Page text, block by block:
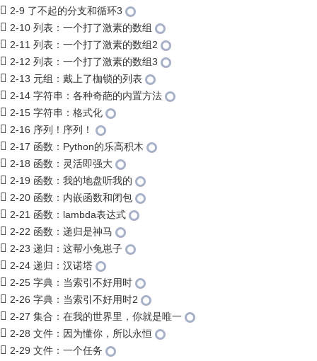
2-9 了不起的分支和循环3
2-10 列表：一个打了激素的数组
2-11 列表：一个打了激素的数组2
2-12 列表：一个打了激素的数组3
2-13 元组：戴上了枷锁的列表
2-14 字符串：各种奇葩的内置方法
2-15 字符串：格式化
2-16 序列！序列！
2-17 函数：Python的乐高积木
2-18 函数：灵活即强大
2-19 函数：我的地盘听我的
2-20 函数：内嵌函数和闭包
2-21 函数：lambda表达式
2-22 函数：递归是神马
2-23 递归：这帮小兔崽子
2-24 递归：汉诺塔
2-25 字典：当索引不好用时
2-26 字典：当索引不好用时2
2-27 集合：在我的世界里，你就是唯一
2-28 文件：因为懂你，所以永恒
2-29 文件：一个任务